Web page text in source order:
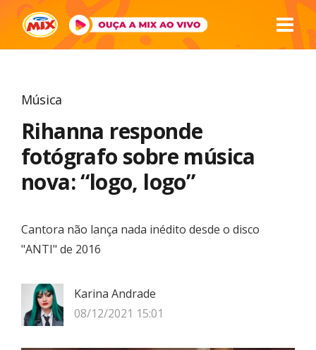
Música
Rihanna responde
fotógrafo sobre música
nova: “logo, logo”
Cantora não lança nada inédito desde o disco
"ANTI" de 2016
Karina Andrade
08/12/2021 15:01